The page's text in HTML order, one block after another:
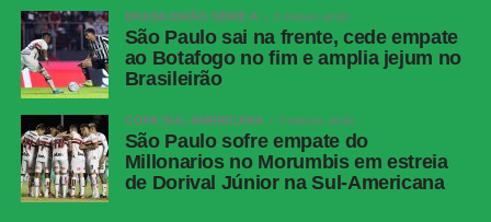
amarelos —
Botafogo
Cartões
amarelos —
Fluminense
Zubeldía, Ignácio, Nonato e Samuel Xavier
Cartões
vermelhos
Nenhum
BRASILEIRÃO SÉRIE A 3 meses atrás
São Paulo sai na frente, cede empate
ao Botafogo no fim e amplia jejum no
Brasileirão
COPA SUL-AMERICANA 3 meses atrás
São Paulo sofre empate do
Millonarios no Morumbis em estreia
de Dorival Júnior na Sul-Americana